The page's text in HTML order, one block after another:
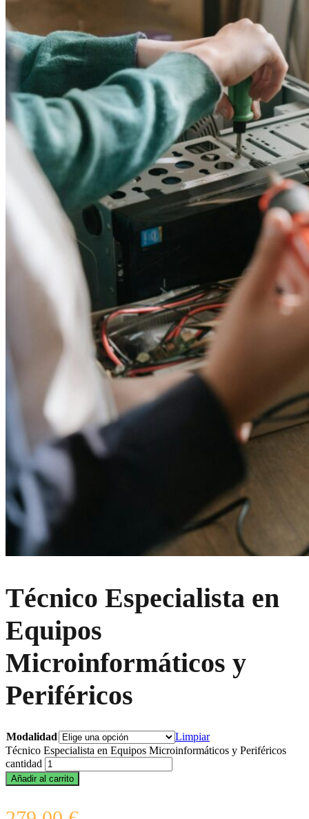
Técnico Especialista en
Equipos
Microinformáticos y
Periféricos
Modalidad
Limpiar
Técnico Especialista en Equipos Microinformáticos y Periféricos
cantidad
Añadir al carrito